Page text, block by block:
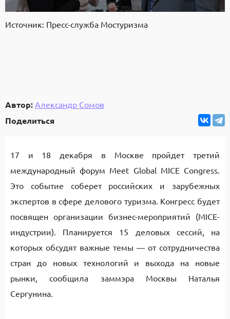
Источник: Пресс-служба Мостуризма
Автор: Александр Сомов
Поделиться
17 и 18 декабря в Москве пройдет третий
международный форум Meet Global MICE Congress.
Это событие соберет российских и зарубежных
экспертов в сфере делового туризма. Конгресс будет
посвящен организации бизнес-мероприятий (MICE-
индустрии). Планируется 15 деловых сессий, на
которых обсудят важные темы — от сотрудничества
стран до новых технологий и выхода на новые
рынки, сообщила заммэра Москвы Наталья
Сергунина.